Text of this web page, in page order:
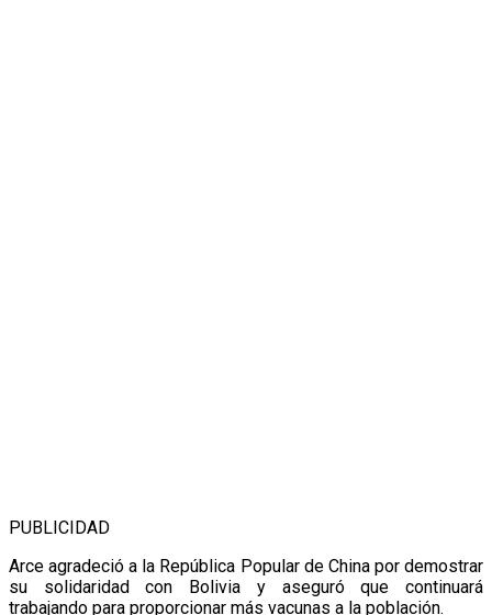
PUBLICIDAD
Arce agradeció a la República Popular de China por demostrar
su solidaridad con Bolivia y aseguró que continuará
trabajando para proporcionar más vacunas a la población.